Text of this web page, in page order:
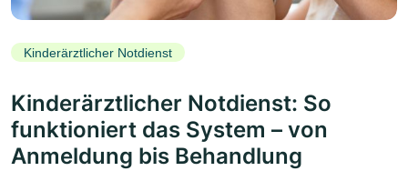
Kinderärztlicher Notdienst
Kinderärztlicher Notdienst: So
funktioniert das System – von
Anmeldung bis Behandlung